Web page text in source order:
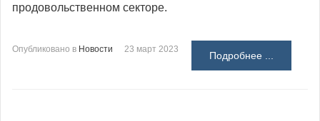
продовольственном секторе.
Опубликовано в Новости 23 март 2023
Подробнее ...